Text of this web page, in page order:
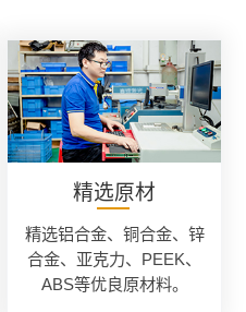
精选原材
精选铝合金、铜合金、锌
合金、亚克力、PEEK、
ABS等优良原材料。